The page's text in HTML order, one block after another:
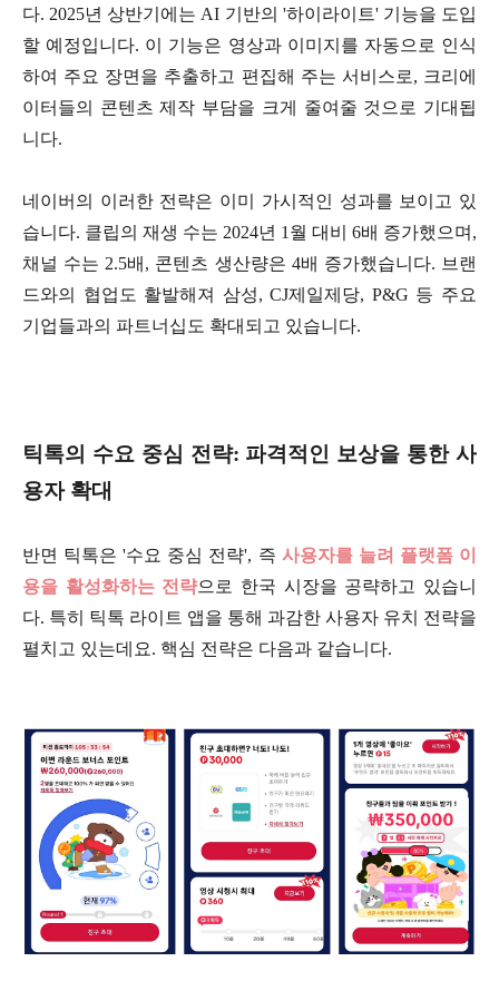
다. 2025년 상반기에는 AI 기반의 '하이라이트' 기능을 도입
할 예정입니다. 이 기능은 영상과 이미지를 자동으로 인식
하여 주요 장면을 추출하고 편집해 주는 서비스로, 크리에
이터들의 콘텐츠 제작 부담을 크게 줄여줄 것으로 기대됩
니다.
네이버의 이러한 전략은 이미 가시적인 성과를 보이고 있
습니다. 클립의 재생 수는 2024년 1월 대비 6배 증가했으며,
채널 수는 2.5배, 콘텐츠 생산량은 4배 증가했습니다. 브랜
드와의 협업도 활발해져 삼성, CJ제일제당, P&G 등 주요
기업들과의 파트너십도 확대되고 있습니다.
틱톡의 수요 중심 전략: 파격적인 보상을 통한 사
용자 확대
반면 틱톡은 '수요 중심 전략', 즉 사용자를 늘려 플랫폼 이
용을 활성화하는 전략으로 한국 시장을 공략하고 있습니
다. 특히 틱톡 라이트 앱을 통해 과감한 사용자 유치 전략을
펼치고 있는데요. 핵심 전략은 다음과 같습니다.